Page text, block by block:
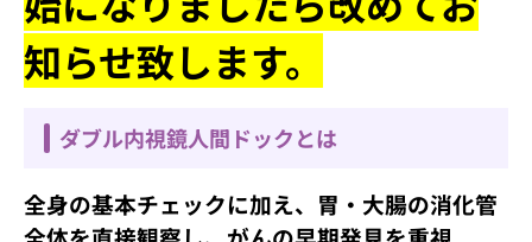
知らせ致します。
ダブル内視鏡人間ドックとは
全身の基本チェックに加え、胃・大腸の消化管